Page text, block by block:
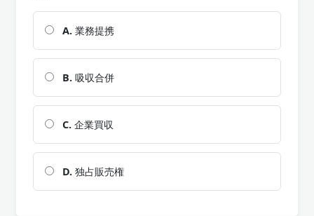
A. 業務提携
B. 吸収合併
C. 企業買収
D. 独占販売権